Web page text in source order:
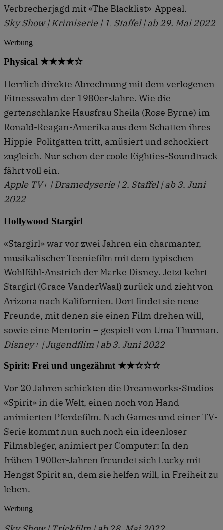
Verbrecherjagd mit «The Blacklist»-Appeal.
Sky Show | Krimiserie | 1. Staffel | ab 29. Mai 2022
Werbung
Physical ★★★★☆
Herrlich direkte Abrechnung mit dem verlogenen
Fitnesswahn der 1980er-Jahre. Wie die
gertenschlanke Hausfrau Sheila (Rose Byrne) im
Ronald-Reagan-Amerika aus dem Schatten ihres
Hippie-Politgatten tritt, amüsiert und schockiert
zugleich. Nur schon der coole Eighties-Soundtrack
fährt voll ein.
Apple TV+ | Dramedyserie | 2. Staffel | ab 3. Juni
2022
Hollywood Stargirl
«Stargirl» war vor zwei Jahren ein charmanter,
musikalischer Teeniefilm mit dem typischen
Wohlfühl-Anstrich der Marke Disney. Jetzt kehrt
Stargirl (Grace VanderWaal) zurück und zieht von
Arizona nach Kalifornien. Dort findet sie neue
Freunde, mit denen sie einen Film drehen will,
sowie eine Mentorin – gespielt von Uma Thurman.
Disney+ | Jugendflim | ab 3. Juni 2022
Spirit: Frei und ungezähmt ★★☆☆☆
Vor 20 Jahren schickten die Dreamworks-Studios
«Spirit» in die Welt, einen noch von Hand
animierten Pferdefilm. Nach Games und einer TV-
Serie kommt nun auch noch ein ideenloser
Filmableger, animiert per Computer: In den
frühen 1900er-Jahren freundet sich Lucky mit
Hengst Spirit an, dem sie helfen will, in Freiheit zu
leben.
Werbung